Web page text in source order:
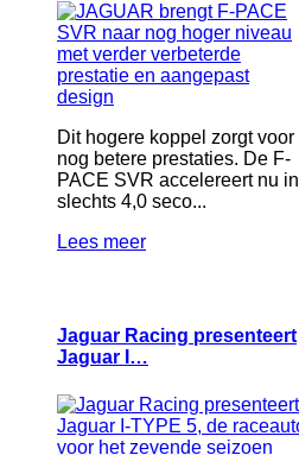
Dit hogere koppel zorgt voor
nog betere prestaties. De F-
PACE SVR accelereert nu in
slechts 4,0 seco...
Lees meer
Jaguar Racing presenteert
Jaguar I…